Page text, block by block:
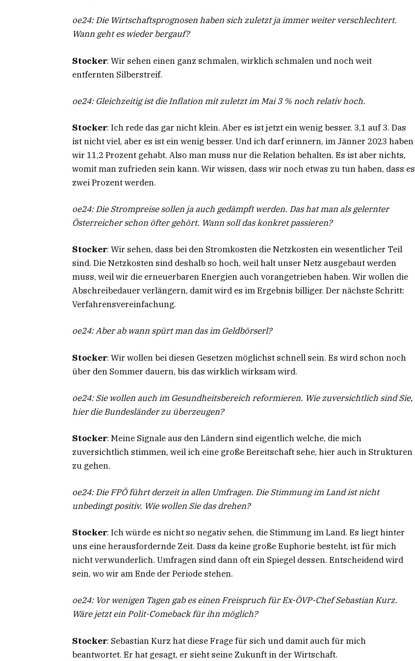
oe24: Die Wirtschaftsprognosen haben sich zuletzt ja immer weiter verschlechtert.
Wann geht es wieder bergauf?
Stocker: Wir sehen einen ganz schmalen, wirklich schmalen und noch weit
entfernten Silberstreif.
oe24: Gleichzeitig ist die Inflation mit zuletzt im Mai 3 % noch relativ hoch.
Stocker: Ich rede das gar nicht klein. Aber es ist jetzt ein wenig besser. 3,1 auf 3. Das
ist nicht viel, aber es ist ein wenig besser. Und ich darf erinnern, im Jänner 2023 haben
wir 11,2 Prozent gehabt. Also man muss nur die Relation behalten. Es ist aber nichts,
womit man zufrieden sein kann. Wir wissen, dass wir noch etwas zu tun haben, dass es
zwei Prozent werden.
oe24: Die Strompreise sollen ja auch gedämpft werden. Das hat man als gelernter
Österreicher schon öfter gehört. Wann soll das konkret passieren?
Stocker: Wir sehen, dass bei den Stromkosten die Netzkosten ein wesentlicher Teil
sind. Die Netzkosten sind deshalb so hoch, weil halt unser Netz ausgebaut werden
muss, weil wir die erneuerbaren Energien auch vorangetrieben haben. Wir wollen die
Abschreibedauer verlängern, damit wird es im Ergebnis billiger. Der nächste Schritt:
Verfahrensvereinfachung.
oe24: Aber ab wann spürt man das im Geldbörserl?
Stocker: Wir wollen bei diesen Gesetzen möglichst schnell sein. Es wird schon noch
über den Sommer dauern, bis das wirklich wirksam wird.
oe24: Sie wollen auch im Gesundheitsbereich reformieren. Wie zuversichtlich sind Sie,
hier die Bundesländer zu überzeugen?
Stocker: Meine Signale aus den Ländern sind eigentlich welche, die mich
zuversichtlich stimmen, weil ich eine große Bereitschaft sehe, hier auch in Strukturen
zu gehen.
oe24: Die FPÖ führt derzeit in allen Umfragen. Die Stimmung im Land ist nicht
unbedingt positiv. Wie wollen Sie das drehen?
Stocker: Ich würde es nicht so negativ sehen, die Stimmung im Land. Es liegt hinter
uns eine herausfordernde Zeit. Dass da keine große Euphorie besteht, ist für mich
nicht verwunderlich. Umfragen sind dann oft ein Spiegel dessen. Entscheidend wird
sein, wo wir am Ende der Periode stehen.
oe24: Vor wenigen Tagen gab es einen Freispruch für Ex-ÖVP-Chef Sebastian Kurz.
Wäre jetzt ein Polit-Comeback für ihn möglich?
Stocker: Sebastian Kurz hat diese Frage für sich und damit auch für mich
beantwortet. Er hat gesagt, er sieht seine Zukunft in der Wirtschaft.